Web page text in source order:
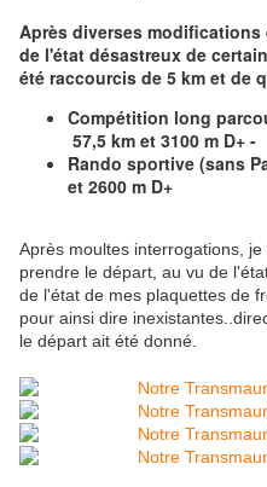
Après diverses
de l'état désastreux de
été raccourcis de 5 km et de
Compétition long
57,5 km et 3100 m D+ -
Rando sportive (sans
et 2600 m D+
Après moultes interrogations,
prendre le départ, au vu de
de l'état de mes plaquettes de
pour ainsi dire
le départ ait été donné.